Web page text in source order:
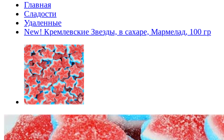
Главная
Сладости
Удаленные
New! Кремлевские Звезды, в сахаре, Мармелад, 100 гр